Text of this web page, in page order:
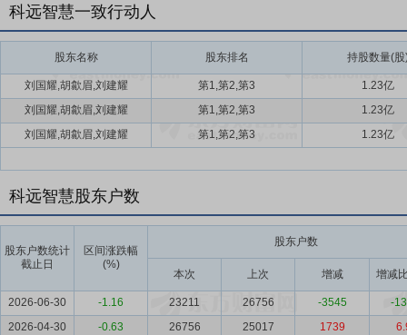
科远智慧一致行动人
股东名称 股东排名 持股数量(股
刘国耀,胡歙眉,刘建耀 第1,第2,第3
1.23亿
刘国耀,胡歙眉,刘建耀
第1,第2,第3
1.23亿
刘国耀,胡歙眉,刘建耀
第1,第2,第3 1.23亿
科远智慧股东户数
股东户数统计
截止日
区间涨跌幅
(%)
股东户数
本次 上次 增减 增减
2026-06-30 -1.16 23211 26756 -3545
-
2026-04-30
-0.63 26756 25017 1739